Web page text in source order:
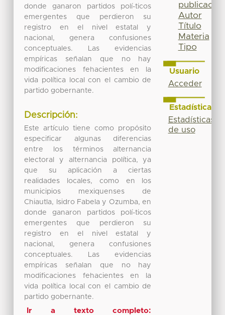
donde ganaron partidos polí-ticos
emergentes que perdieron su
registro en el nivel estatal y
nacional, genera confusiones
conceptuales. Las evidencias
empíricas señalan que no hay
modificaciones fehacientes en la
vida política local con el cambio de
partido gobernante.
Descripción:
Este artículo tiene como propósito
especificar algunas diferencias
entre los términos alternancia
electoral y alternancia política, ya
que su aplicación a ciertas
realidades locales, como en los
municipios mexiquenses de
Chiautla, Isidro Fabela y Ozumba, en
donde ganaron partidos polí-ticos
emergentes que perdieron su
registro en el nivel estatal y
nacional, genera confusiones
conceptuales. Las evidencias
empíricas señalan que no hay
modificaciones fehacientes en la
vida política local con el cambio de
partido gobernante.
Ir a texto completo:
publicación
Autor
Título
Materia
Tipo
Usuario
Acceder
Estadísticas
Estadísticas
de uso